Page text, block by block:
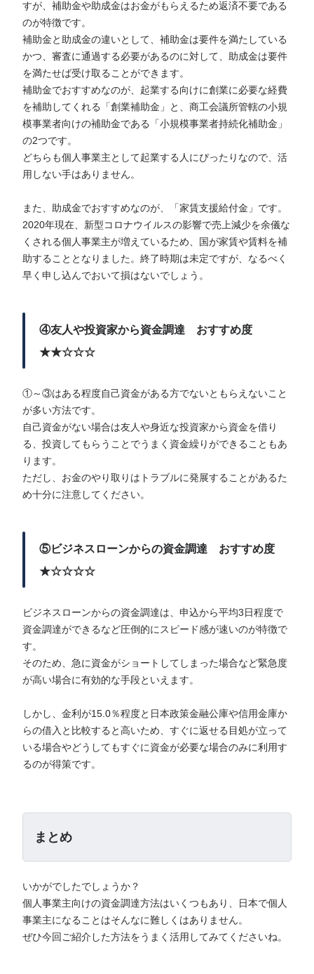
すが、補助金や助成金はお金がもらえるため返済不要である
のが特徴です。
補助金と助成金の違いとして、補助金は要件を満たしている
かつ、審査に通過する必要があるのに対して、助成金は要件
を満たせば受け取ることができます。
補助金でおすすめなのが、起業する向けに創業に必要な経費
を補助してくれる「創業補助金」と、商工会議所管轄の小規
模事業者向けの補助金である「小規模事業者持続化補助金」
の2つです。
どちらも個人事業主として起業する人にぴったりなので、活
用しない手はありません。
また、助成金でおすすめなのが、「家賃支援給付金」です。
2020年現在、新型コロナウイルスの影響で売上減少を余儀な
くされる個人事業主が増えているため、国が家賃や賃料を補
助することとなりました。終了時期は未定ですが、なるべく
早く申し込んでおいて損はないでしょう。
④友人や投資家から資金調達 おすすめ度
★★☆☆☆
①～③はある程度自己資金がある方でないともらえないこと
が多い方法です。
自己資金がない場合は友人や身近な投資家から資金を借り
る、投資してもらうことでうまく資金繰りができることもあ
ります。
ただし、お金のやり取りはトラブルに発展することがあるた
め十分に注意してください。
⑤ビジネスローンからの資金調達 おすすめ度
★☆☆☆☆
ビジネスローンからの資金調達は、申込から平均3日程度で
資金調達ができるなど圧倒的にスピード感が速いのが特徴で
す。
そのため、急に資金がショートしてしまった場合など緊急度
が高い場合に有効的な手段といえます。
しかし、金利が15.0％程度と日本政策金融公庫や信用金庫か
らの借入と比較すると高いため、すぐに返せる目処が立って
いる場合やどうしてもすぐに資金が必要な場合のみに利用す
るのが得策です。
まとめ
いかがでしたでしょうか？
個人事業主向けの資金調達方法はいくつもあり、日本で個人
事業主になることはそんなに難しくはありません。
ぜひ今回ご紹介した方法をうまく活用してみてくださいね。